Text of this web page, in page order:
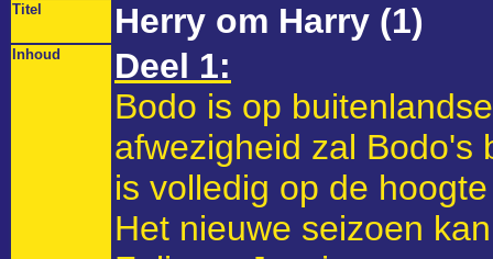
Titel Herry om Harry (1)
Inhoud
Deel 1:
Bodo is op
afwezigheid zal Bodo's
is volledig op de
Het nieuwe seizoen